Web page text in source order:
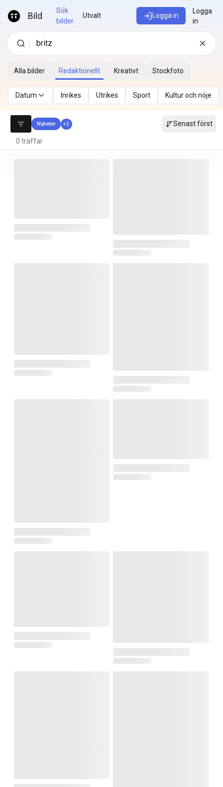
Bild
Sök
bilder
Utvalt Logga in
Logga
in
Alla bilder Redaktionellt Kreativt Stockfoto
Datum Inrikes Utrikes Sport Kultur och nöje
Nyheter +2 Senast först
0 träffar